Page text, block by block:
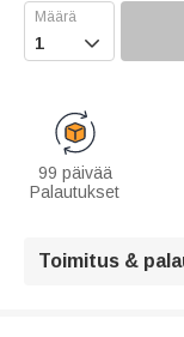

99 päivää
Palautukset
Toimitus &